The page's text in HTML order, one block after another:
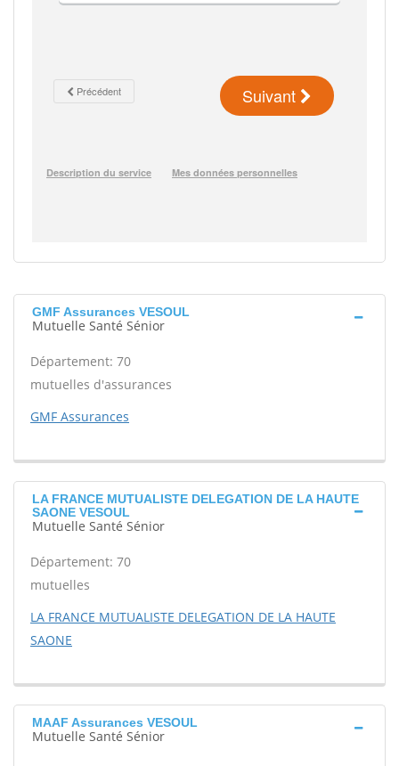
GMF Assurances VESOUL
Mutuelle Santé Sénior
Département: 70
mutuelles d'assurances
GMF Assurances
LA FRANCE MUTUALISTE DELEGATION DE LA HAUTE
SAONE VESOUL
Mutuelle Santé Sénior
Département: 70
mutuelles
LA FRANCE MUTUALISTE DELEGATION DE LA HAUTE
SAONE
MAAF Assurances VESOUL
Mutuelle Santé Sénior